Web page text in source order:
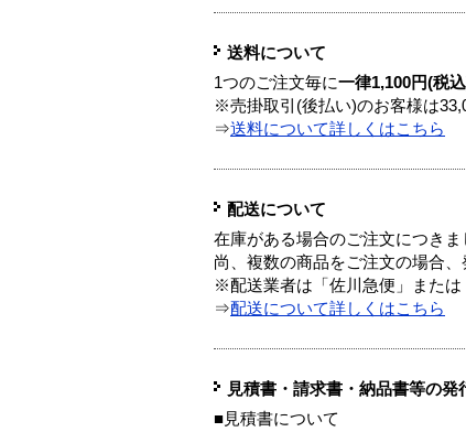
送料について
1つのご注文毎に一律1,100円(税
※売掛取引(後払い)のお客様は
⇒送料について詳しくはこちら
配送について
在庫がある場合のご注文につき
尚、複数の商品をご注文の場合
※配送業者は「佐川急便」また
⇒配送について詳しくはこちら
見積書・請求書・納品書等の発
■見積書について